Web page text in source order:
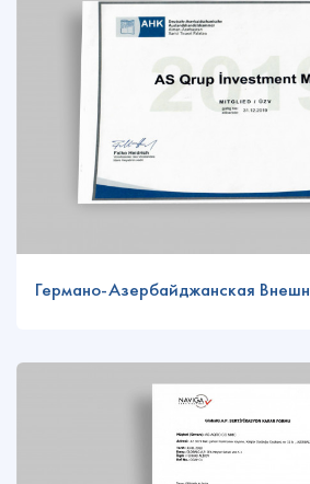
Германо-Азербайджанская